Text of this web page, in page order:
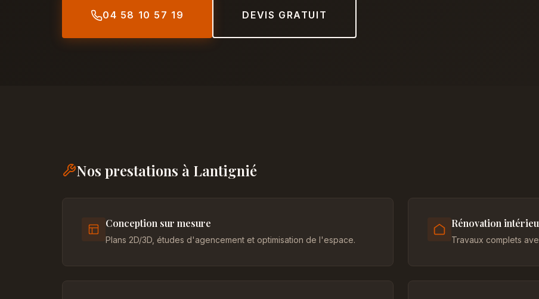
04 58 10 57 19 DEVIS GRATUIT
Nos prestations à Lantignié
Conception sur mesure
Plans 2D/3D, études d'agencement et optimisation de l'espace.
Rénovation
Travaux complets